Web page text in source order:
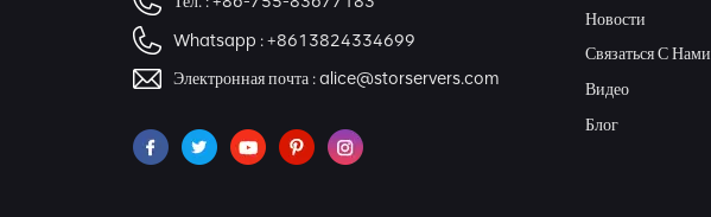
Whatsapp :+8613824334699
Электронная почта :alice@storservers.com
Новости
Связаться С Нами
Видео
Блог